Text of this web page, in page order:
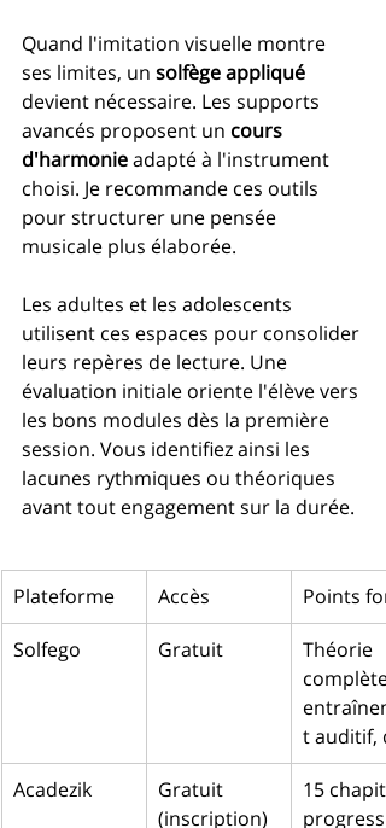
Quand l'imitation visuelle montre
ses limites, un solfège appliqué
devient nécessaire. Les supports
avancés proposent un cours
d'harmonie adapté à l'instrument
choisi. Je recommande ces outils
pour structurer une pensée
musicale plus élaborée.
Les adultes et les adolescents
utilisent ces espaces pour consolider
leurs repères de lecture. Une
évaluation initiale oriente l'élève vers
les bons modules dès la première
session. Vous identifiez ainsi les
lacunes rythmiques ou théoriques
avant tout engagement sur la durée.
Plateforme Accès
Points
Solfego
Gratuit
Théorie
complète,
t auditif,
Acadezik
Gratuit
(inscription)
15